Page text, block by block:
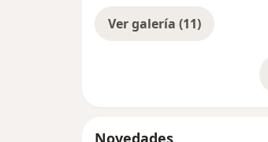
Ver galería (11)